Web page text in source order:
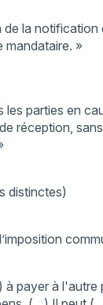
la notification
mandataire. »
les parties en
réception,
distinctes)
payer à l'autre